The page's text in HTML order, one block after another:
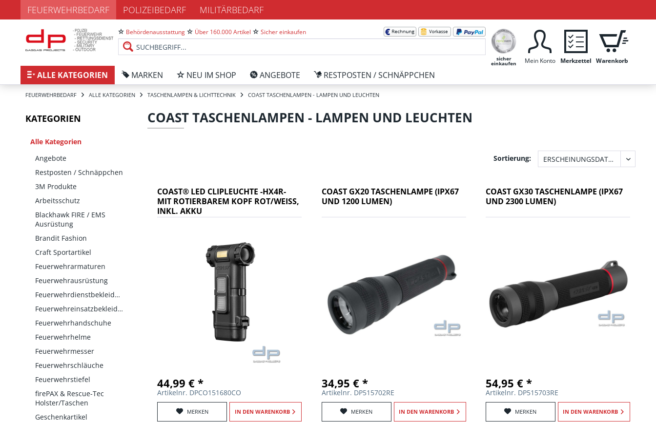
FEUERWEHRBEDARF POLIZEIBEDARF MILITÄRBEDARF
Behördenausstattung Über 160.000 Artikel Sicher einkaufen
sicher
einkaufen Mein Konto Merkzettel Warenkorb
ALLE KATEGORIEN MARKEN NEU IM SHOP ANGEBOTE RESTPOSTEN / SCHNÄPPCHEN
FEUERWEHRBEDARF ALLE KATEGORIEN TASCHENLAMPEN & LICHTTECHNIK COAST TASCHENLAMPEN - LAMPEN UND LEUCHTEN
KATEGORIEN
Alle Kategorien
Angebote
Restposten / Schnäppchen
3M Produkte
Arbeitsschutz
Blackhawk FIRE / EMS
Ausrüstung
Brandit Fashion
Craft Sportartikel
Feuerwehrarmaturen
Feuerwehrausrüstung
Feuerwehrdienstbekleidung
Feuerwehreinsatzbekleidung
Feuerwehrhandschuhe
Feuerwehrhelme
Feuerwehrmesser
Feuerwehrschläuche
Feuerwehrstiefel
firePAX & Rescue-Tec
Holster/Taschen
Geschenkartikel
COAST TASCHENLAMPEN - LAMPEN UND LEUCHTEN
Sortierung:
COAST® LED CLIPLEUCHTE -HX4R-
MIT ROTIERBAREM KOPF ROT/WEISS, I
NKL. AKKU
44,99 € *
Artikelnr. DPCO151680CO
MERKEN IN DEN WARENKORB
COAST GX20 TASCHENLAMPE (IPX67
UND 1200 LUMEN)
34,95 € *
Artikelnr. DP515702RE
MERKEN IN DEN WARENKORB
COAST GX30 TASCHENLAMPE (IPX67
UND 2300 LUMEN)
54,95 € *
Artikelnr. DP515703RE
MERKEN IN DEN WARENKORB